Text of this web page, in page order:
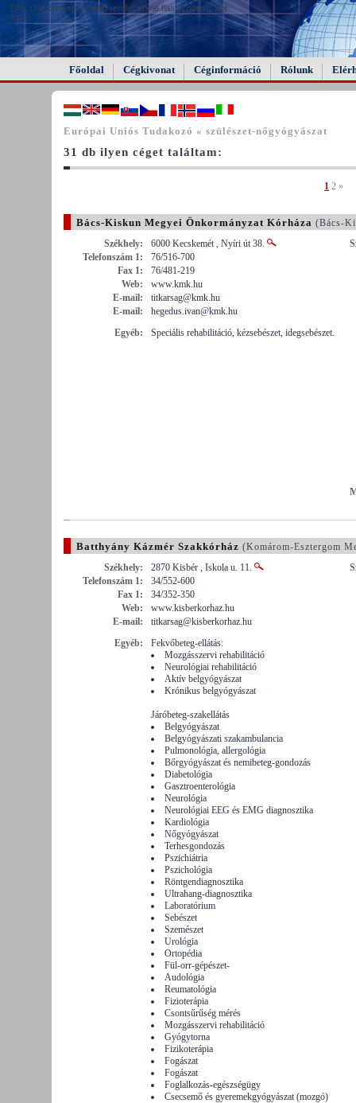
FAIL (the browser should render some flash content, not
this).
Főoldal Cégkivonat Céginformáció Rólunk
Európai Uniós Tudakozó « szülészet-nőgyógyászat
31 db ilyen céget találtam:
1 2 »
Bács-Kiskun Megyei Önkormányzat Kórháza (Bács-
Székhely:
6000 Kecskemét , Nyíri út 38.
Telefonszám 1:
76/516-700
Fax 1:
76/481-219
Web:
www.kmk.hu
E-mail:
titkarsag@kmk.hu
E-mail:
hegedus.ivan@kmk.hu
Egyéb:
Speciális rehabilitáció, kézsebészet, idegsebészet.
Batthyány Kázmér Szakkórház (Komárom-Esztergom
Székhely:
2870 Kisbér , Iskola u. 11.
Telefonszám 1:
34/552-600
Fax 1:
34/352-350
Web:
www.kisberkorhaz.hu
E-mail:
titkarsag@kisberkorhaz.hu
Egyéb:
Fekvőbeteg-ellátás:
Mozgásszervi rehabilitáció
Neurológiai rehabilitáció
Aktív belgyógyászat
Krónikus belgyógyászat
Járóbeteg-szakellátás
Belgyógyászat
Belgyógyászati szakambulancia
Pulmonológia, allergológia
Bőrgyógyászat és nemibeteg-gondozás
Diabetológia
Gasztroenterológia
Neurológia
Neurológiai EEG és EMG diagnosztika
Kardiológia
Nőgyógyászat
Terhesgondozás
Pszichiátria
Pszichológia
Röntgendiagnosztika
Ultrahang-diagnosztika
Laboratórium
Sebészet
Szemészet
Urológia
Ortopédia
Fül-orr-gépészet-
Audológia
Reumatológia
Fizioterápia
Csontsűrűség mérés
Mozgásszervi rehabilitáció
Gyógytorna
Fizikoterápia
Fogászat
Fogászat
Foglalkozás-egészségügy
Csecsemő és gyeremekgyógyászat (mozgó)